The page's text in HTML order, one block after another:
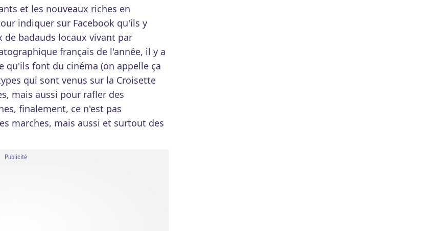
et les nouveaux riches en
indiquer sur Facebook qu'ils y
de badauds locaux vivant par
français de l'année, il y a
qu'ils font du cinéma (on appelle ça
qui sont venus sur la Croisette
mais aussi pour rafler des
finalement, ce n'est pas
marches, mais aussi et surtout des
Publicité